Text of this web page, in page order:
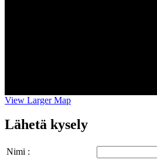
View Larger Map
Lähetä kysely
Nimi :